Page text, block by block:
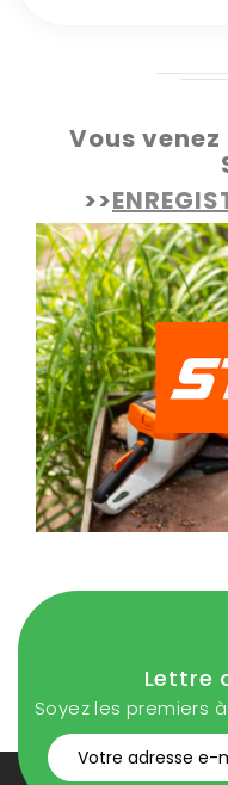
Vous
>>
Lettre
Soyez les premiers